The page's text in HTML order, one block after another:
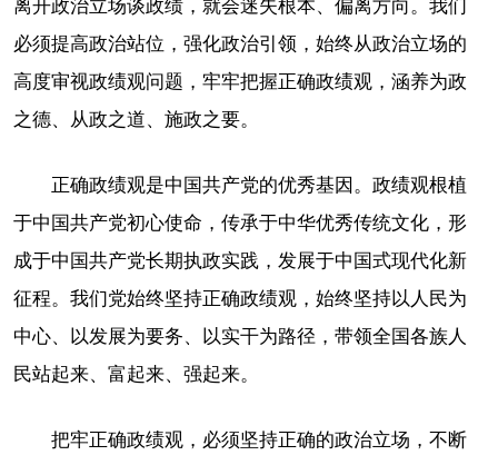
离开政治立场谈政绩，就会迷失根本、偏离方向。我们
必须提高政治站位，强化政治引领，始终从政治立场的
高度审视政绩观问题，牢牢把握正确政绩观，涵养为政
之德、从政之道、施政之要。
正确政绩观是中国共产党的优秀基因。政绩观根植
于中国共产党初心使命，传承于中华优秀传统文化，形
成于中国共产党长期执政实践，发展于中国式现代化新
征程。我们党始终坚持正确政绩观，始终坚持以人民为
中心、以发展为要务、以实干为路径，带领全国各族人
民站起来、富起来、强起来。
把牢正确政绩观，必须坚持正确的政治立场，不断